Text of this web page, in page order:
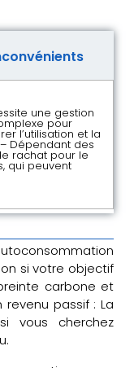
une gestion
pour
l’utilisation et la
Dépendant des
rachat pour le
qui peuvent
si votre objectif
carbone et
passif : La
vous cherchez